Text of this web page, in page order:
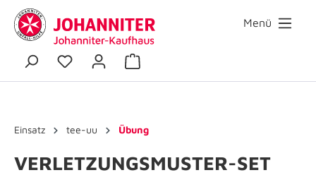
Menü
Einsatz tee-uu Übung
VERLETZUNGSMUSTER-SET